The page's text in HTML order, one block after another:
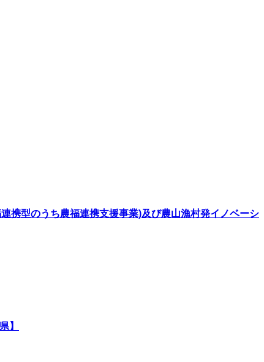
携型のうち農福連携支援事業)及び農山漁村発イノベーシ
】